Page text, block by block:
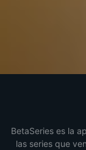
BetaSeries es la
las series que